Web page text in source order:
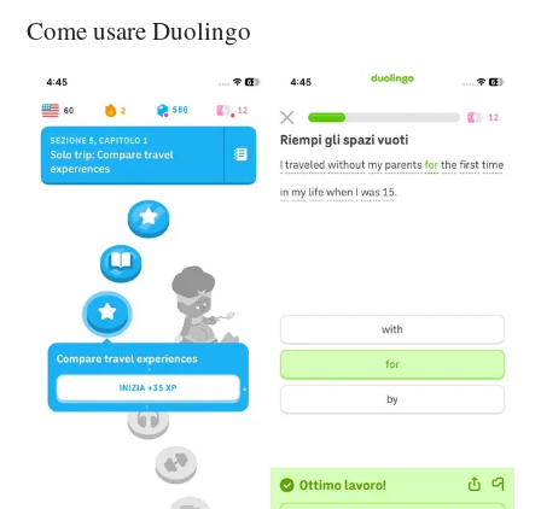
Come usare Duolingo